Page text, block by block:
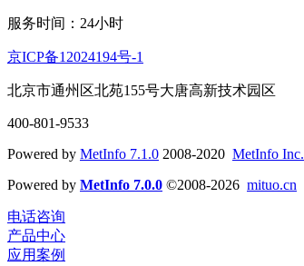
服务时间：24小时
京ICP备12024194号-1
北京市通州区北苑155号大唐高新技术园区
400-801-9533
Powered by MetInfo 7.1.0 2008-2020 MetInfo Inc.
Powered by MetInfo 7.0.0 ©2008-2026 mituo.cn
电话咨询
产品中心
应用案例